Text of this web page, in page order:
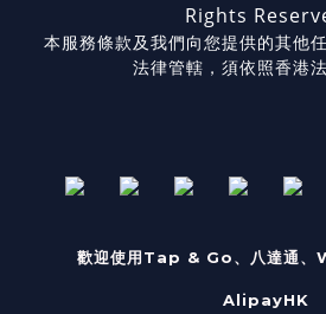
Rights
本服務條款及我們向您提供的其他
法律管轄，須依照香港法
歡迎使用Tap & Go、八達通
AlipayHK